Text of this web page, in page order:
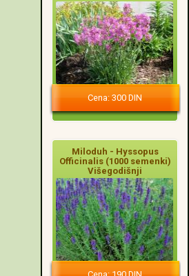
Cena: 300 DIN
Miloduh - Hyssopus
Officinalis (1000 semenki)
Višegodišnji